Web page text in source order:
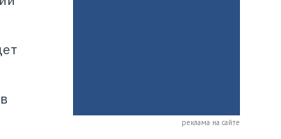
реклама на сайте